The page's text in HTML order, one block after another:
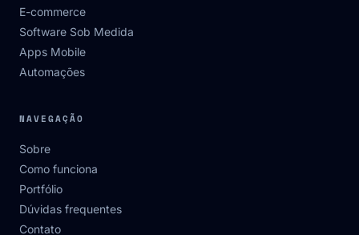
E-commerce
Software Sob Medida
Apps Mobile
Automações
NAVEGAÇÃO
Sobre
Como funciona
Portfólio
Dúvidas frequentes
Contato